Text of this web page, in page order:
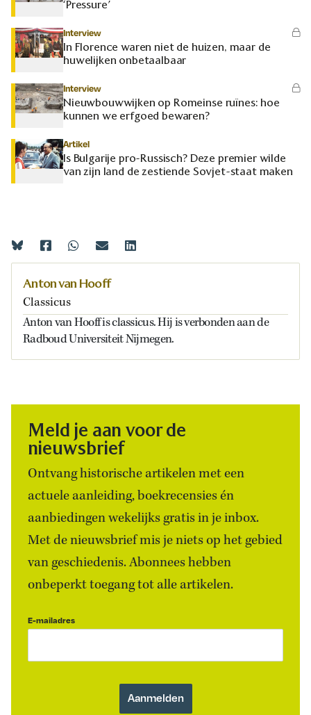
‘Pressure’
Interview
In Florence waren niet de huizen, maar de
huwelijken onbetaalbaar
Interview
Nieuwbouwwijken op Romeinse ruïnes: hoe
kunnen we erfgoed bewaren?
Artikel
Is Bulgarije pro-Russisch? Deze premier wilde
van zijn land de zestiende Sovjet-staat maken
Anton van Hooff
Classicus
Anton van Hooff is classicus. Hij is verbonden aan de
Radboud Universiteit Nijmegen.
Meld je aan voor de
nieuwsbrief
Ontvang historische artikelen met een
actuele aanleiding, boekrecensies én
aanbiedingen wekelijks gratis in je inbox.
Met de nieuwsbrief mis je niets op het gebied
van geschiedenis. Abonnees hebben
onbeperkt toegang tot alle artikelen.
E-mailadres